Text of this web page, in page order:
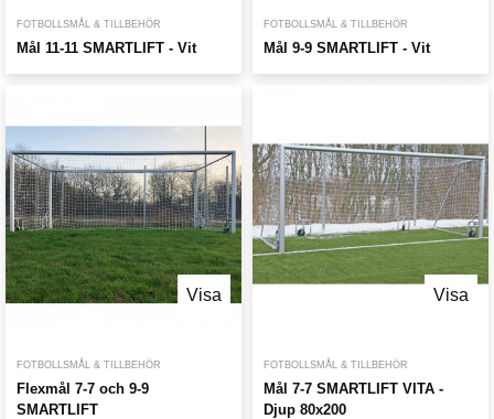
FOTBOLLSMÅL & TILLBEHÖR
Mål 11-11 SMARTLIFT - Vit
FOTBOLLSMÅL & TILLBEHÖR
Mål 9-9 SMARTLIFT - Vit
Visa
FOTBOLLSMÅL & TILLBEHÖR
Flexmål 7-7 och 9-9
SMARTLIFT
Visa
FOTBOLLSMÅL & TILLBEHÖR
Mål 7-7 SMARTLIFT VITA -
Djup 80x200